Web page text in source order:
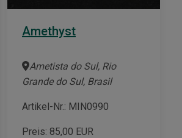
Amethyst
Ametista do Sul, Rio
Grande do Sul, Brasil
Artikel-Nr.: MIN0990
Preis: 85,00 EUR